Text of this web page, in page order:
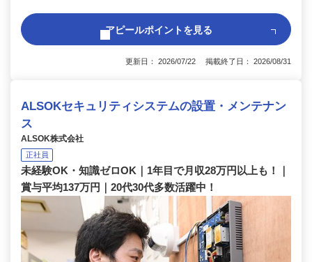
アピールポイントを見る
更新日： 2026/07/22 掲載終了日： 2026/08/31
ALSOKセキュリティシステムの設置・メンテナン
ス
ALSOK株式会社
正社員
未経験OK・知識ゼロOK｜1年目で月収28万円以上も！｜
賞与平均137万円｜20代30代多数活躍中！